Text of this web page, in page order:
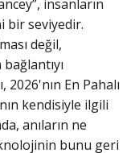
insanların
bir seviyedir.
değil,
2026'nın En Pahalı
kendisiyle ilgili
anıların ne
bunu geri